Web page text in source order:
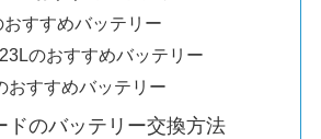
おすすめバッテリー
のおすすめバッテリー
おすすめバッテリー
ドのバッテリー交換方法